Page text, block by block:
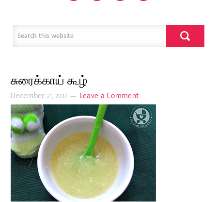
சுரைக்காய் கூழ்
December 21, 2017 Leave a Comment